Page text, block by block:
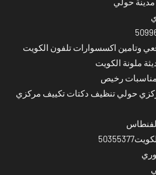
وتامين اكسسوارات تلفون الكويت
ملونة الكويت
رخيص
حولي تنظيف دكتات تكييف مركزي